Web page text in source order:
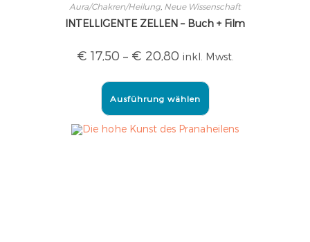
Aura/Chakren/Heilung Neue Wissenschaft
INTELLIGENTE ZELLEN – Buch + Film
€ 17,50 – € 20,80 inkl. Mwst.
Ausführung wählen